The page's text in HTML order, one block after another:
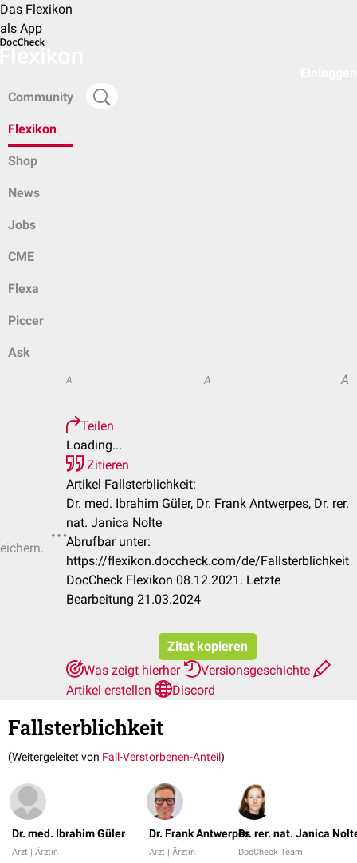
Das Flexikon
als App
Community
Flexikon
Shop
News
Jobs
CME
Flexa
Piccer
Ask
A A A
Teilen
Loading...
Zitieren
Artikel Fallsterblichkeit:
Dr. med. Ibrahim Güler, Dr. Frank Antwerpes, Dr. rer.
nat. Janica Nolte
Abrufbar unter:
https://flexikon.doccheck.com/de/Fallsterblichkeit
DocCheck Flexikon 08.12.2021. Letzte
Bearbeitung 21.03.2024
Zitat kopieren
Was zeigt hierher
Versionsgeschichte
Artikel erstellen
Discord
Fallsterblichkeit
(Weitergeleitet von Fall-Verstorbenen-Anteil)
Dr. med. Ibrahim Güler
Arzt | Ärztin
Dr. Frank Antwerpes
Arzt | Ärztin
Dr. rer. nat. Janica
DocCheck Team